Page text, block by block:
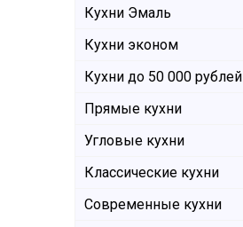
Кухни Эмаль
Кухни эконом
Кухни до 50 000 рублей
Прямые кухни
Угловые кухни
Классические кухни
Современные кухни